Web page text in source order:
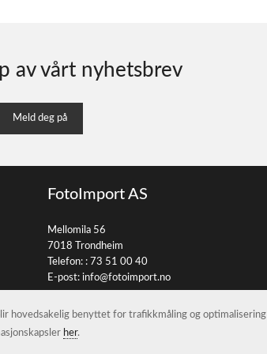
av vårt nyhetsbrev
Meld deg på
FotoImport AS
Mellomila 56
7018 Trondheim
Telefon: : 73 51 00 40
E-post: info@fotoimport.no
hovedsakelig benyttet for trafikkmåling og
her.